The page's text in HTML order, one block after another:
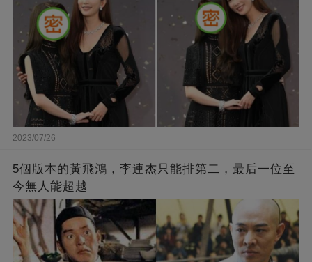
2023/07/26
5個版本的黃飛鴻，李連杰只能排第二，最后一位至
今無人能超越